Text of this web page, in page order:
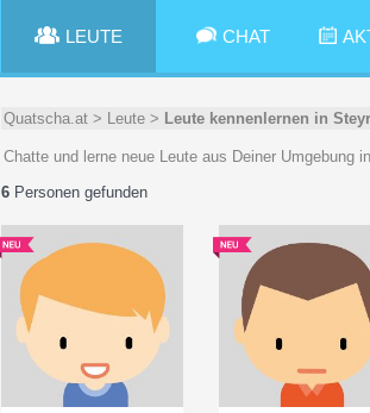
LEUTE CHAT
Quatscha.at > Leute > Leute kennenlernen in Steyr
Chatte und lerne neue Leute aus Deiner Umgebung
6 Personen gefunden